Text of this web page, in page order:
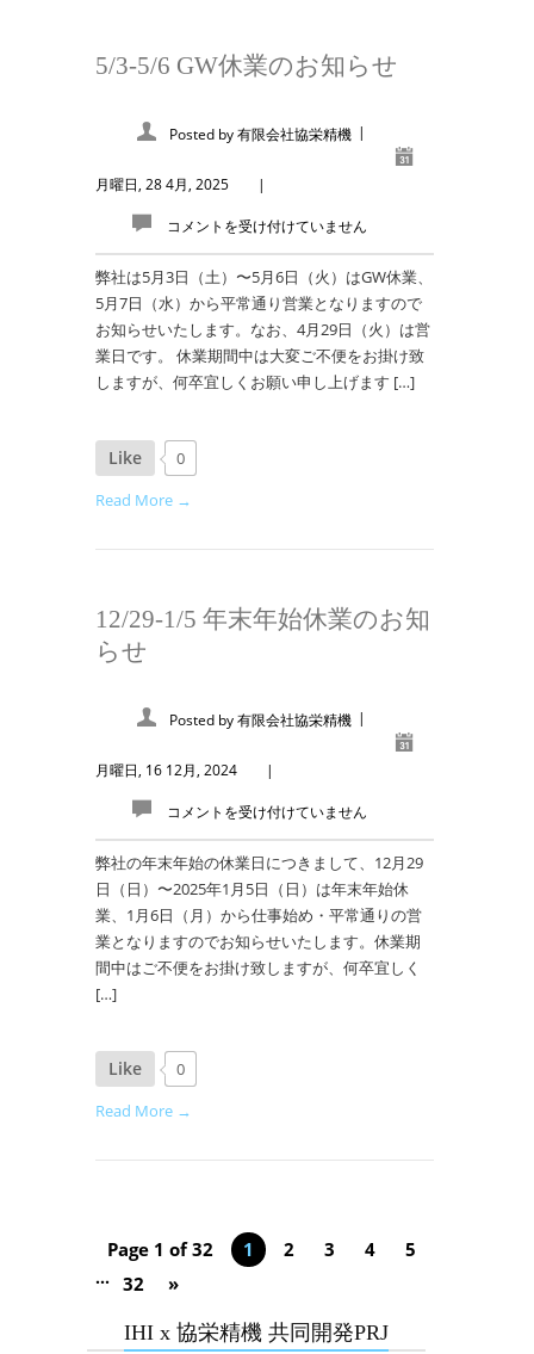
5/3-5/6 GW休業のお知らせ
Posted by有限会社協栄精機 |
月曜日, 28 4月, 2025 |
コメントを受け付けていません
弊社は5月3日（土）〜5月6日（火）はGW休業、
5月7日（水）から平常通り営業となりますので
お知らせいたします。なお、4月29日（火）は営
業日です。 休業期間中は大変ご不便をお掛け致
しますが、何卒宜しくお願い申し上げます […]
Like
0
Read More →
12/29-1/5 年末年始休業のお知
らせ
Posted by有限会社協栄精機 |
月曜日, 16 12月, 2024 |
コメントを受け付けていません
弊社の年末年始の休業日につきまして、12月29
日（日）〜2025年1月5日（日）は年末年始休
業、1月6日（月）から仕事始め・平常通りの営
業となりますのでお知らせいたします。休業期
間中はご不便をお掛け致しますが、何卒宜しく
[…]
Like
0
Read More →
Page 1 of 32 1 2 3 4 5
... 32 »
IHI x 協栄精機 共同開発PRJ